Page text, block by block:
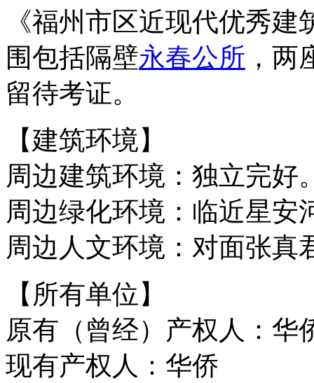
《福州市区近现代优秀
围包括隔壁永春公所 ，
留待考证。
【建筑环境】
周边建筑环境：独立完好
周边绿化环境：临近星安
周边人文环境：对面张真
【所有单位】
原有（曾经）产权人：华
现有产权人：华侨